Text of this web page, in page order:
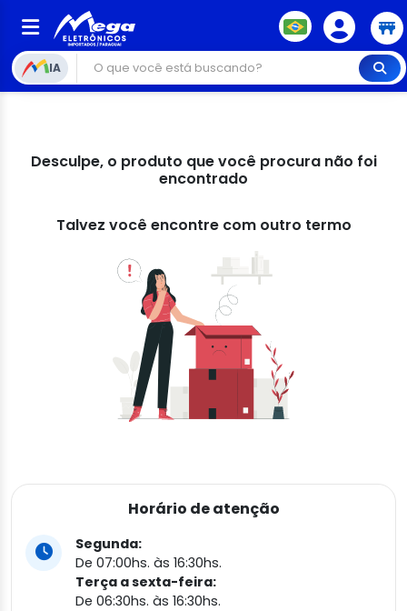
IA
Desculpe, o produto que você procura não foi
encontrado
Talvez você encontre com outro termo
Horário de atenção
Segunda:
De 07:00hs. às 16:30hs.
Terça a sexta-feira:
De 06:30hs. às 16:30hs.